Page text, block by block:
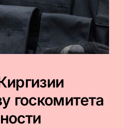
госкомитета